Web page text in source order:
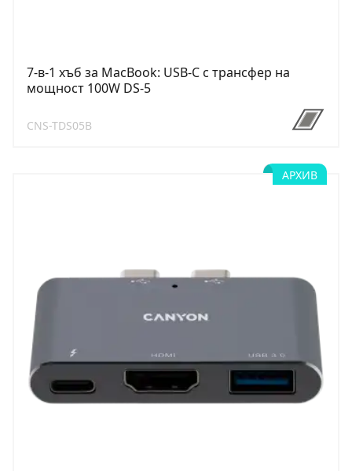
7-в-1 хъб за MacBook: USB-C с трансфер на
мощност 100W DS-5
CNS-TDS05B
АРХИВ